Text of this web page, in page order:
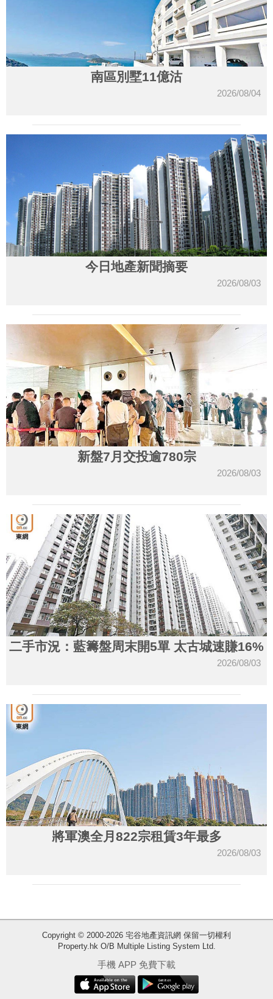
南區別墅11億沽
2026/08/04
今日地產新聞摘要
2026/08/03
新盤7月交投逾780宗
2026/08/03
二手市況：藍籌盤周末開5單 太古城速賺16%
2026/08/03
將軍澳全月822宗租賃3年最多
2026/08/03
Copyright © 2000-2026 宅谷地產資訊網 保留一切權利
Property.hk O/B Multiple Listing System Ltd.
手機 APP 免費下載